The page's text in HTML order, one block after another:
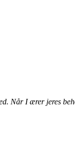
Når I ærer jeres